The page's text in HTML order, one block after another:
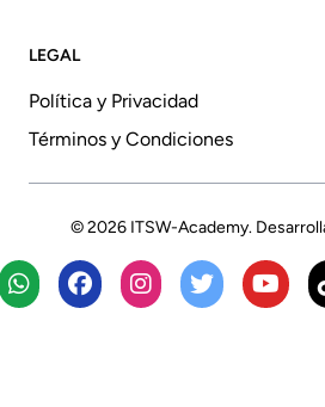
LEGAL
Política y Privacidad
Términos y Condiciones
© 2026 ITSW-Academy.